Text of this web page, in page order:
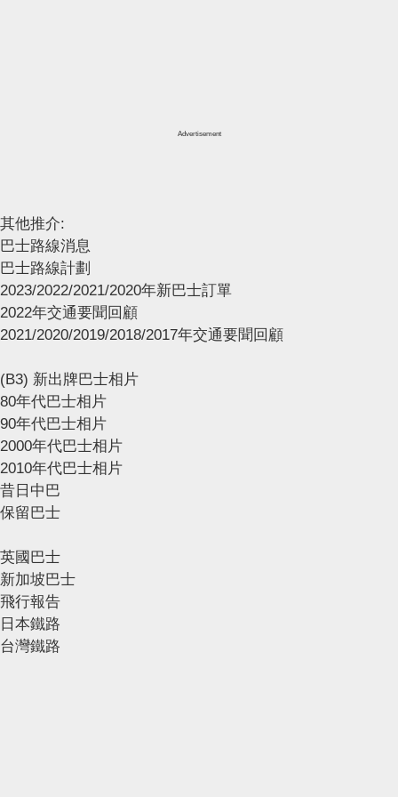
Advertisement
其他推介:
巴士路線消息
巴士路線計劃
2023/2022/2021/2020年新巴士訂單
2022年交通要聞回顧
2021/2020/2019/2018/2017年交通要聞回顧
(B3) 新出牌巴士相片
80年代巴士相片
90年代巴士相片
2000年代巴士相片
2010年代巴士相片
昔日中巴
保留巴士
英國巴士
新加坡巴士
飛行報告
日本鐵路
台灣鐵路